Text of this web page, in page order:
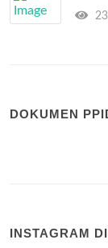
23
DOKUMEN
INSTAGRAM